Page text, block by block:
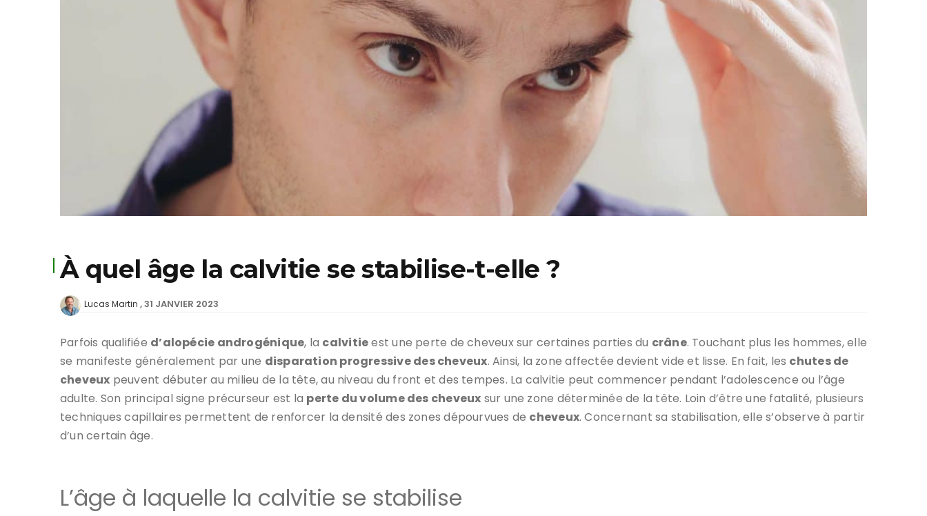
À quel âge la calvitie se stabilise-t-elle ?
Lucas Martin 31 JANVIER 2023
Parfois qualifiée d’alopécie androgénique, la calvitieest une perte de cheveux sur certaines parties du crâne. Touchant plus les hommes, elle
se manifeste généralement par une disparation progressive des cheveux. Ainsi, la zone affectée devient vide et lisse. En fait, les chutes de
cheveux peuvent débuter au milieu de la tête, au niveau du front et des tempes. La calvitie peut commencer pendant l’adolescence ou l’âge
adulte. Son principal signe précurseur est la perte du volume des cheveux sur une zone déterminée de la tête. Loin d’être une fatalité, plusieurs
techniques capillaires permettent de renforcer la densité des zones dépourvues de cheveux. Concernant sa stabilisation, elle s’observe à partir
d’un certain âge.
L’âge à laquelle la calvitie se stabilise